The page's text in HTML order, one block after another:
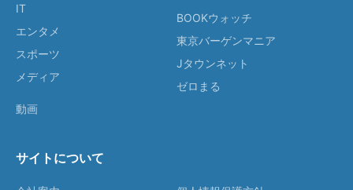
IT
エンタメ
スポーツ
メディア
動画
BOOKウォッチ
東京バーゲンマニア
Jタウンネット
ゼロまる
サイトについて